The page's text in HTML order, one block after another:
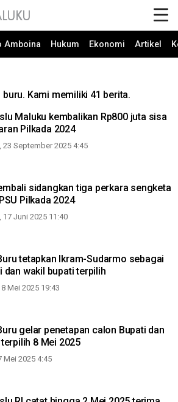
Amboina Hukum Ekonomi Artikel
Kami memiliki 41 berita.
Maluku kembalikan Rp800 juta sisa
anggaran Pilkada 2024
23 September 2025 4:45
perkara sengketa
Pilkada 2024
17 Juni 2025 11:40
tetapkan Ikram-Sudarmo sebagai
dan wakil bupati terpilih
Mei 2025 19:43
gelar penetapan calon Bupati dan
8 Mei 2025
Mei 2025 4:45